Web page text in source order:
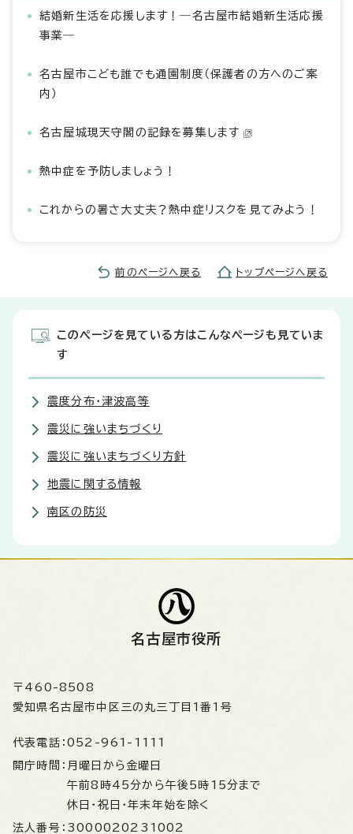
結婚新生活を応援します！―名古屋市結婚新生活応援
事業―
名古屋市こども誰でも通園制度（保護者の方へのご案
内）
名古屋城現天守閣の記録を募集します
熱中症を予防しましょう！
これからの暑さ大丈夫？熱中症リスクを見てみよう！
前のページへ戻る トップページへ戻る
このページを見ている方はこんなページも見ていま
す
震度分布・津波高等
震災に強いまちづくり
震災に強いまちづくり方針
地震に関する情報
南区の防災
名古屋市役所
〒460-8508
愛知県名古屋市中区三の丸三丁目1番1号
代表電話： 052-961-1111
開庁時間： 月曜日から金曜日
午前8時45分から午後5時15分まで
休日・祝日・年末年始を除く
法人番号： 3000020231002